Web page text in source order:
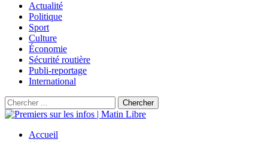
Actualité
Politique
Sport
Culture
Économie
Sécurité routière
Publi-reportage
International
Accueil